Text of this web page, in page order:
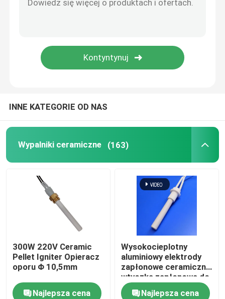
Przenośna maszyna ozonowa
INNE KATEGORIE OD NAS
Wypalniki ceramiczne (163)
300W 220V Ceramic
Pellet Igniter Opieracz
oporu Φ 10,5mm
Najlepsza cena
Wysokocieplotny
aluminiowy elektrody
zapłonowe ceramiczne
wtyczka zapłonowa do
kuchenki pellet
Najlepsza cena